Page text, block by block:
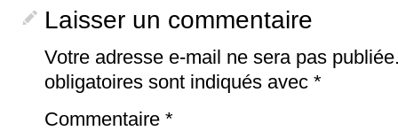
Laisser un commentaire
Votre adresse e-mail ne sera pas
obligatoires sont indiqués avec *
Commentaire *